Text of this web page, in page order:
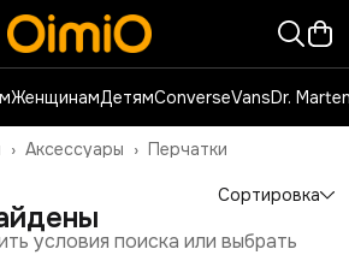
ЖенщинамДетямConverseVansDr.
Перчатки
Аксессуары ›
›
Сортировка
условия поиска или выбрать